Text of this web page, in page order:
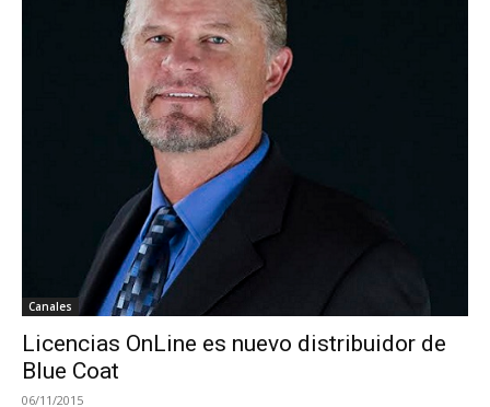
Canales
Licencias OnLine es nuevo distribuidor de
Blue Coat
06/11/2015